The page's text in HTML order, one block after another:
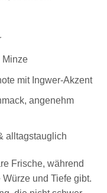
Minze
mit Ingwer-Akzent
angenehm
alltagstauglich
Frische, während
und Tiefe gibt.